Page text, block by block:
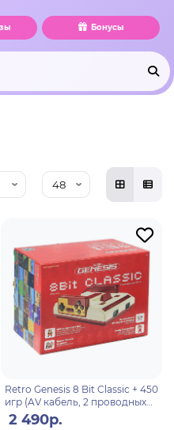
Бонусы
Retro Genesis 8 Bit Classic + 450
игр (AV кабель, 2 проводных
джойстика)
2 490р.